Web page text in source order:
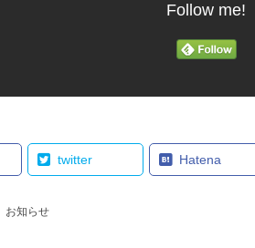
Follow me!
twitter Hatena
お知らせ